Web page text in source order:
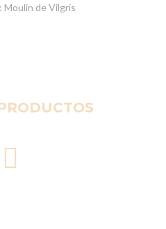
Moulin de Vilgris